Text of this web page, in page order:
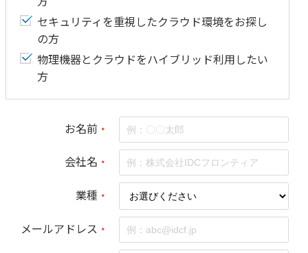
セキュリティを重視したクラウド環境をお探し
の方
物理機器とクラウドをハイブリッド利用したい
方
お名前 *
会社名 *
業種 *
メールアドレス *